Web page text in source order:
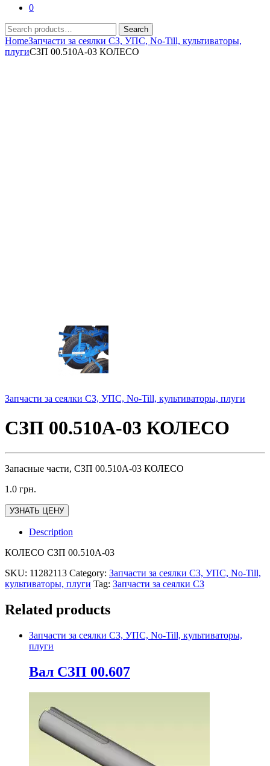
0
Search
for:
Search
HomeЗапчасти за сеялки СЗ, УПС, No-Till, культиваторы,
плугиСЗП 00.510А-03 КОЛЕСО
Запчасти за сеялки СЗ, УПС, No-Till, культиваторы, плуги
СЗП 00.510А-03 КОЛЕСО
Запасные части, СЗП 00.510А-03 КОЛЕСО
1.0 грн.
УЗНАТЬ ЦЕНУ
Description
КОЛЕСО СЗП 00.510А-03
SKU: 11282113 Category: Запчасти за сеялки СЗ, УПС, No-Till,
культиваторы, плуги Tag: Запчасти за сеялки СЗ
Related products
Запчасти за сеялки СЗ, УПС, No-Till, культиваторы,
плуги
Вал СЗП 00.607